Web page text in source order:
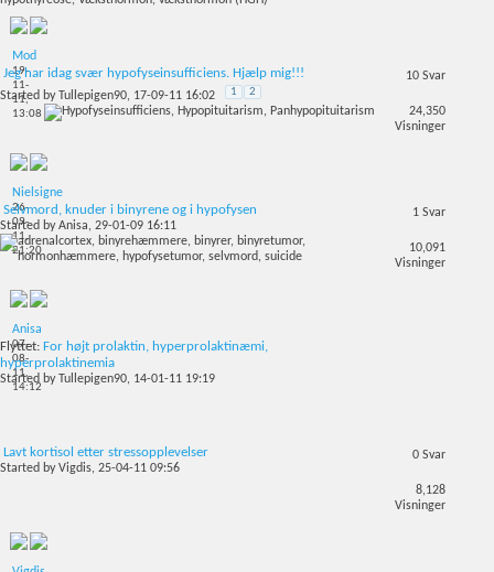
Mod
19-
11-
11,
13:08
Jeg har idag svær hypofyseinsufficiens. Hjælp mig!!!
Started byTullepigen90, 17-09-11 16:02 1 2
10 Svar
24,350
Visninger
Nielsigne
26-
09-
11,
21:20
Selvmord, knuder i binyrene og i hypofysen
Started byAnisa, 29-01-09 16:11
1 Svar
10,091
Visninger
Anisa
07-
08-
11,
14:12
Flyttet: For højt prolaktin, hyperprolaktinæmi,
hyperprolaktinemia
Started byTullepigen90, 14-01-11 19:19
Lavt kortisol etter stressopplevelser
Started byVigdis, 25-04-11 09:56
0 Svar
8,128
Visninger